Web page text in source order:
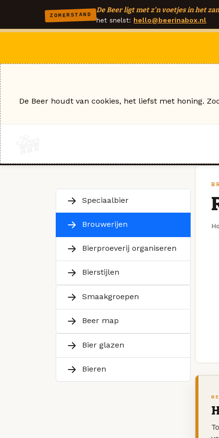
ZOMERSTAND
De Beer ligt met z'n voetjes in het
het snelst: hello@beerinabox.nl
Speciaalbier
Brouwerijen
Bierproeverij organiseren
Bierstijlen
Smaakgroepen
Beer map
Bier glazen
Bieren
De Beer houdt van cookies, het liefst met honing.